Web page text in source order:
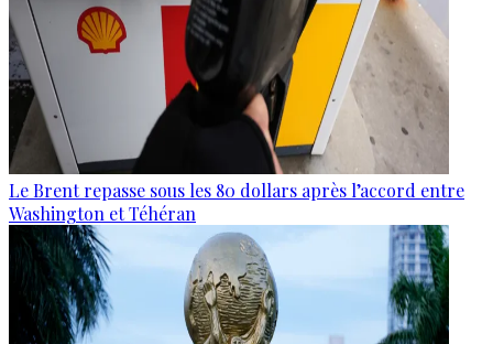
Le Brent repasse sous les 80 dollars après l’accord entre
Washington et Téhéran